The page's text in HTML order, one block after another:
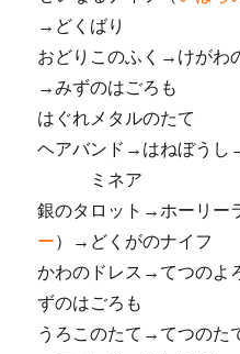
→どくばり
おどりこのふく→けがわ
→みずのはごろも
はぐれメタルのたて
ヘアバンド→はねぼうし
ミネア
銀のタロット→ホーリー
ー）→どくがのナイフ
かわのドレス→てつの
ずのはごろも
うろこのたて→てつのた